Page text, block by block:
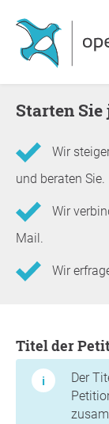
Starten
Wir
und beraten Sie.
Wir
Mail.
Wir
Titel der
Der